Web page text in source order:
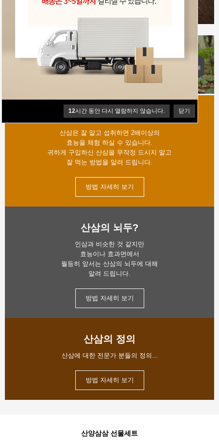
12시간 동안 다시 열람하지 않습니다. 닫기
산삼복용방법
산삼은 잘 알고 섭취하면 2배이상의
효능을 체험 하실 수 있습니다.
귀하게 구입하신 산삼을 무작정 드시지 말고
잘 먹는 방법을 알려 드립니다.
방법 자세히 보기
산삼의 뇌두?
인삼과 비슷한 것 같지만
효능이나 효과면에서
월등히 앞서는 산삼의 뇌두에 대해
알려 드립니다.
방법 자세히 보기
산삼의 정의
산삼에 대한 전문가 분들의 정의...
방법 자세히 보기
산양삼삼 선물세트